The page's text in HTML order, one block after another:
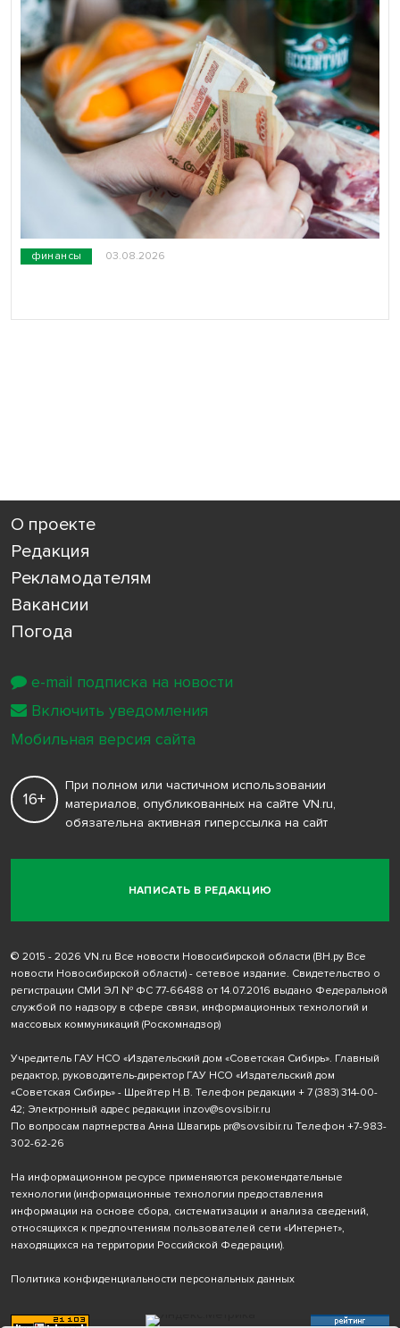
финансы 03.08.2026
О проекте
Редакция
Рекламодателям
Вакансии
Погода
НАПИСАТЬ В РЕДАКЦИЮ
16+
При полном или частичном использовании
материалов, опубликованных на сайте VN.ru,
обязательна активная гиперссылка на сайт
© 2015 - 2026 VN.ru Все новости Новосибирской области (ВН.ру Все
новости Новосибирской области) - сетевое издание. Свидетельство о
регистрации СМИ ЭЛ № ФС 77-66488 от 14.07.2016 выдано Федеральной
службой по надзору в сфере связи, информационных технологий и
массовых коммуникаций (Роскомнадзор)
Учредитель ГАУ НСО «Издательский дом «Советская Сибирь». Главный
редактор, руководитель-директор ГАУ НСО «Издательский дом
«Советская Сибирь» - Шрейтер Н.В. Телефон редакции + 7 (383) 314-00-
42; Электронный адрес редакции inzov@sovsibir.ru
По вопросам партнерства Анна Швагирь pr@sovsibir.ru Телефон +7-983-
302-62-26
На информационном ресурсе применяются рекомендательные
технологии (информационные технологии предоставления
информации на основе сбора, систематизации и анализа сведений,
относящихся к предпочтениям пользователей сети «Интернет»,
находящихся на территории Российской Федерации).
Политика конфиденциальности персональных данных
e-mail подписка на новости
Включить уведомления
Мобильная версия сайта